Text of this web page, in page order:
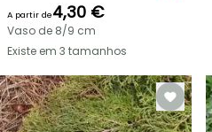
A partir de4,30 €
Vaso de 8/9 cm
Existe em 3 tamanhos